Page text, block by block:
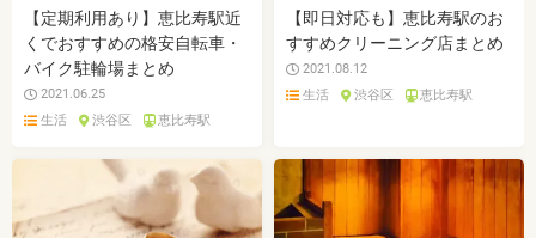
【定期利用あり】恵比寿駅近
くでおすすめの格安自転車・
バイク駐輪場まとめ
2021.06.25
生活
渋谷区 恵比寿駅
【即日対応も】恵比寿駅のお
すすめクリーニング店まとめ
2021.08.12
生活
渋谷区 恵比寿駅